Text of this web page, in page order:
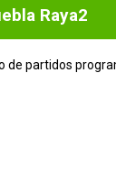
Raya2
de partidos